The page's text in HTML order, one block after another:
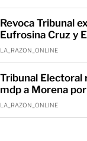
Revoca Tribunal
Eufrosina Cruz y
LA_RAZON_ONLINE
Tribunal Electoral
mdp a Morena
LA_RAZON_ONLINE